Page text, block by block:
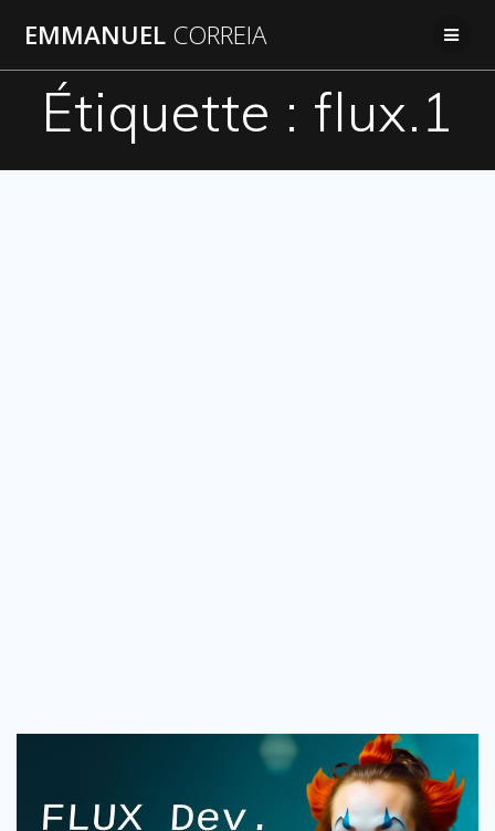
au
EMMANUEL CORREIA
Étiquette : flux.1